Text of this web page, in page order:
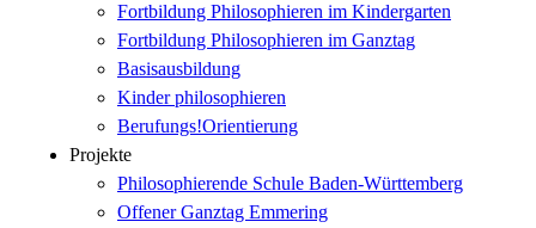
Fortbildung Philosophieren im Kindergarten
Fortbildung Philosophieren im Ganztag
Basisausbildung
Kinder philosophieren
Berufungs!Orientierung
Projekte
Philosophierende Schule Baden-Württemberg
Offener Ganztag Emmering